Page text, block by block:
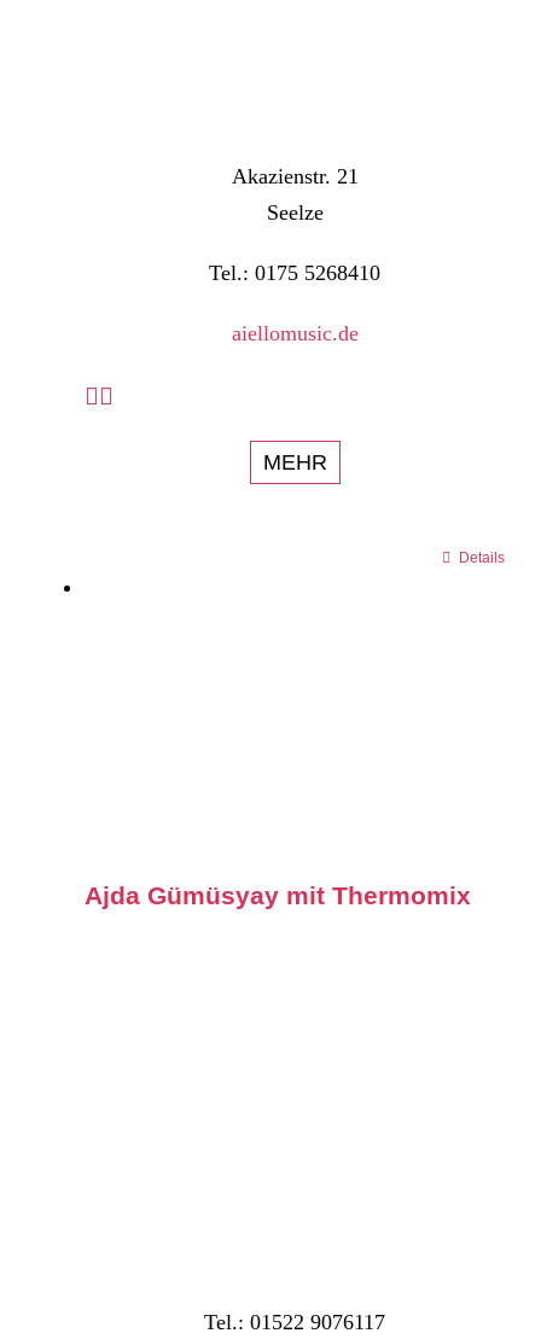
Akazienstr. 21
Seelze
Tel.: 0175 5268410
aiellomusic.de
MEHR
Details
Ajda Gümüsyay mit Thermomix
Tel.: 01522 9076117